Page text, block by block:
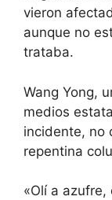
vieron
aunque no
trataba.
Wang Yong,
medios
incidente, no
repentina
«Olí a